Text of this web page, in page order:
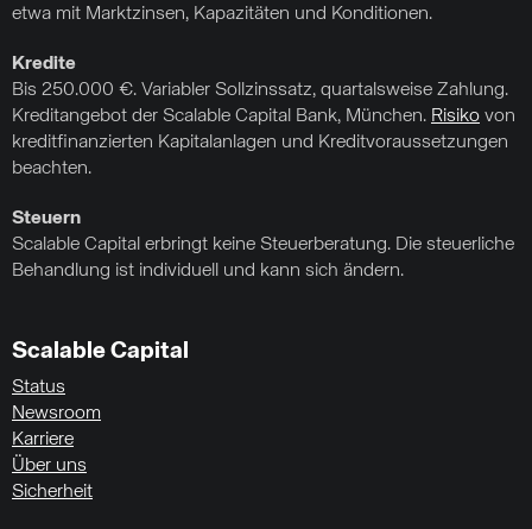
etwa mit Marktzinsen, Kapazitäten und Konditionen.
Kredite
Bis 250.000 €. Variabler Sollzinssatz, quartalsweise Zahlung.
Kreditangebot der Scalable Capital Bank, München. Risiko von
kreditfinanzierten Kapitalanlagen und Kreditvoraussetzungen
beachten.
Steuern
Scalable Capital erbringt keine Steuerberatung. Die steuerliche
Behandlung ist individuell und kann sich ändern.
Scalable Capital
Status
Newsroom
Karriere
Über uns
Sicherheit